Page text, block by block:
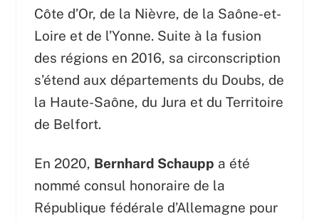
Côte d’Or, de la Nièvre, de la Saône-et-
Loire et de l’Yonne. Suite à la fusion
des régions en 2016, sa circonscription
s’étend aux départements du Doubs, de
la Haute-Saône, du Jura et du Territoire
de Belfort.
En 2020, Bernhard Schaupp a été
nommé consul honoraire de la
République fédérale d’Allemagne pour